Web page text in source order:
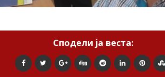
Сподели ја веста: